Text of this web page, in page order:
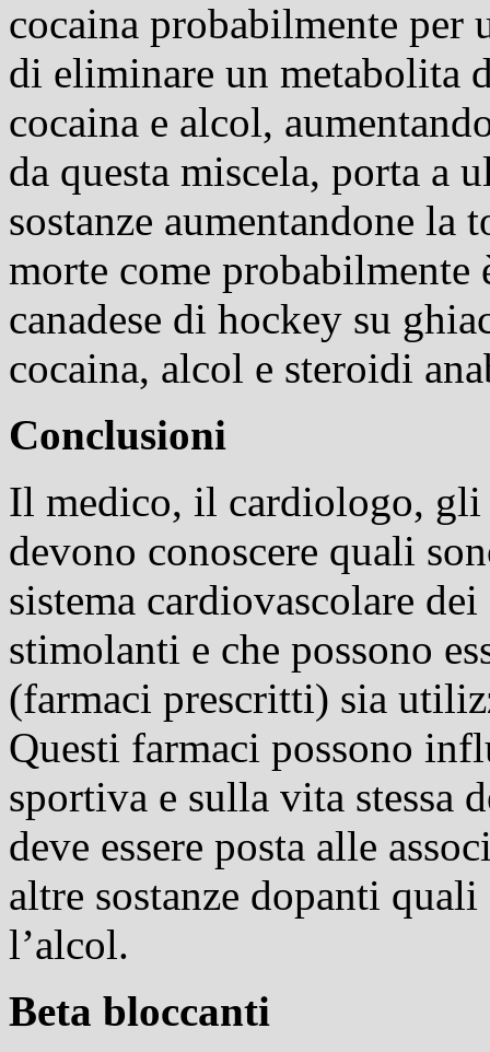
cocaina probabilmente per
di eliminare un metabolita
cocaina e alcol,
da questa miscela, porta a
sostanze aumentandone la
morte come probabilmente
canadese di hockey su
cocaina, alcol e steroidi
Conclusioni
Il medico, il cardiologo,
devono conoscere quali
sistema cardiovascolare
stimolanti e che possono
(farmaci prescritti) sia
Questi farmaci possono
sportiva e sulla vita stessa
deve essere posta alle
altre sostanze dopanti
l’alcol.
Beta bloccanti